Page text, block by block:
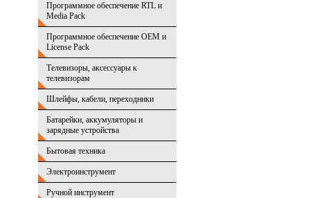
Программное обеспечение RTL и
Media Pack
Программное обеспечение OEM и
License Pack
Телевизоры, аксессуары к
телевизорам
Шлейфы, кабели, переходники
Батарейки, аккумуляторы и
зарядные устройства
Бытовая техника
Электроинструмент
Ручной инструмент